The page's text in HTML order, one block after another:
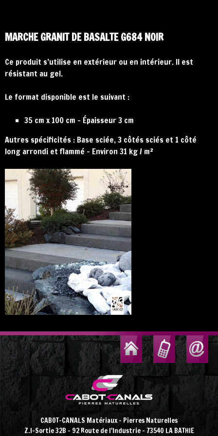
MARCHE GRANIT DE BASALTE G684 NOIR
Ce produit s’utilise en extérieur ou en intérieur. Il est
résistant au gel.
Le format disponible est le suivant :
35 cm x 100 cm – Épaisseur 3 cm
Autres spécificités : Base sciée, 3 côtés sciés et 1 côté
long arrondi et flammé – Environ 31 kg / m²
CABOT-CANALS Matériaux - Pierres Naturelles
Z.I-Sortie 32B - 92 Route de l'Industrie - 73540 LA BATHIE